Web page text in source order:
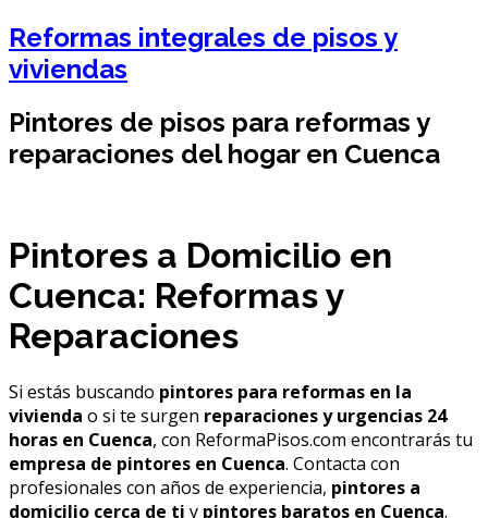
Reformas integrales de pisos y
viviendas
Pintores de pisos para reformas y
reparaciones del hogar en Cuenca
Pintores a Domicilio en
Cuenca: Reformas y
Reparaciones
Si estás buscando pintores para reformas en la
vivienda o si te surgen reparaciones y urgencias 24
horas en Cuenca, con ReformaPisos.com encontrarás tu
empresa de pintores en Cuenca. Contacta con
profesionales con años de experiencia, pintores a
domicilio cerca de ti y pintores baratos en Cuenca.